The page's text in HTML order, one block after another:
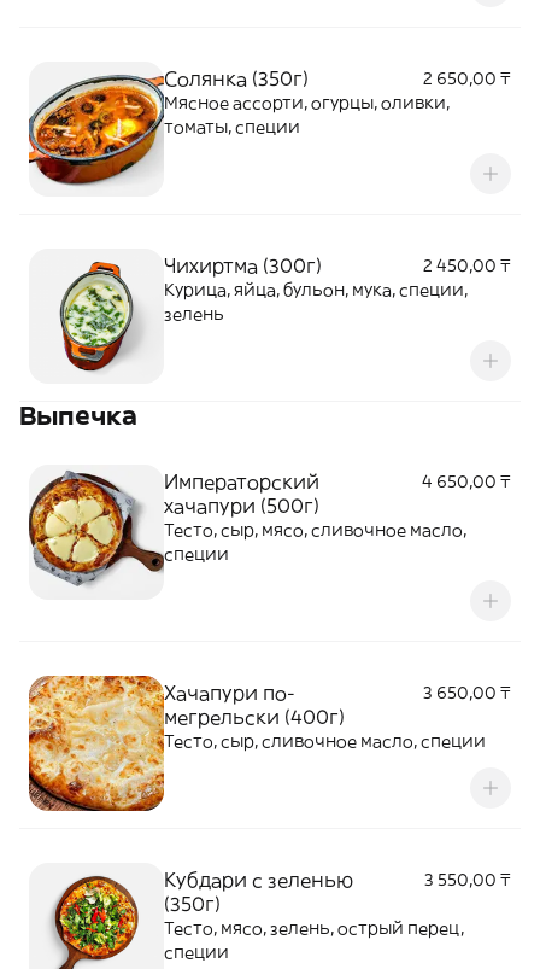
Солянка (350г)
2 650,00 ₸
Мясное ассорти, огурцы, оливки,
томаты, специи
Чихиртма (300г)
2 450,00 ₸
Курица, яйца, бульон, мука, специи,
зелень
Выпечка
Императорский
хачапури (500г)
4 650,00 ₸
Тесто, сыр, мясо, сливочное масло,
специи
Хачапури по-
мегрельски (400г)
3 650,00 ₸
Тесто, сыр, сливочное масло, специи
Кубдари с зеленью
(350г)
3 550,00 ₸
Тесто, мясо, зелень, острый перец,
специи